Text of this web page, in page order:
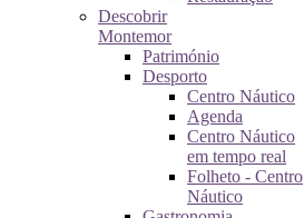
Descobrir
Montemor
Património
Desporto
Centro Náutico
Agenda
Centro Náutico
em tempo real
Folheto - Centro
Náutico